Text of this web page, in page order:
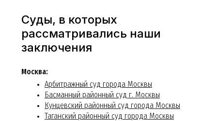
Суды, в которых
рассматривались наши
заключения
Москва:
Арбитражный суд города Москвы
Басманный районный суд г. Москвы
Кунцевский районный суд города Москвы
Таганский районный суд города Москвы